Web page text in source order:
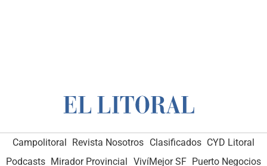
Campolitoral Revista Nosotros Clasificados CYD Litoral
Podcasts Mirador Provincial VivíMejor SF Puerto Negocios